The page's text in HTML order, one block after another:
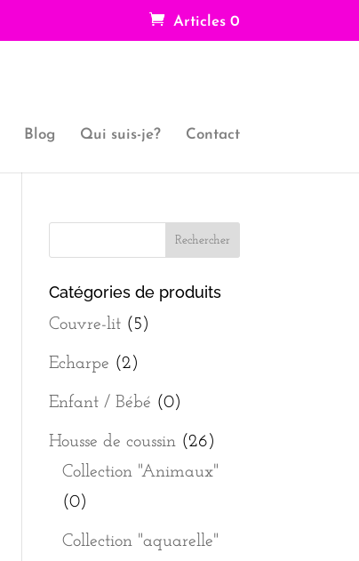
Articles 0
Blog Qui suis-je? Contact
Catégories de produits
Couvre-lit (5)
Echarpe (2)
Enfant / Bébé (0)
Housse de coussin (26)
Collection "Animaux"
(0)
Collection "aquarelle"